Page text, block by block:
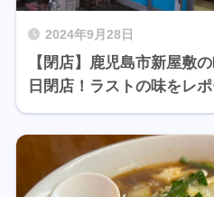
2024年9月28日
【閉店】鹿児島市新屋敷
日閉店！ラストの味をレポ